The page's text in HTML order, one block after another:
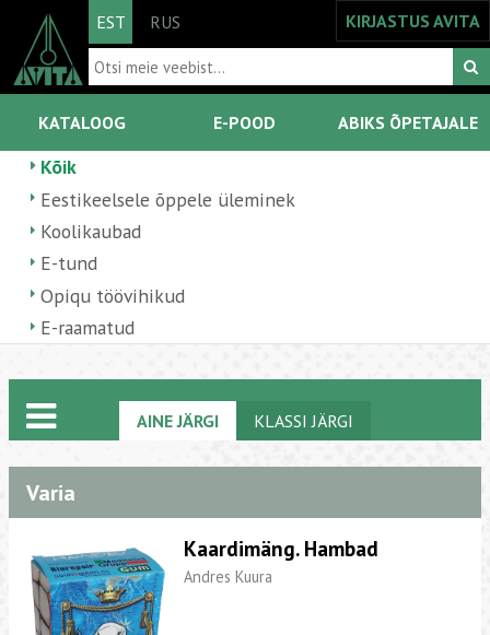
EST RUS KIRJASTUS AVITA
KATALOOG E-POOD ABIKS ÕPETAJALE
Kõik
Eestikeelsele õppele üleminek
Koolikaubad
E-tund
Opiqu töövihikud
E-raamatud
AINE JÄRGI KLASSI JÄRGI
Varia
Kaardimäng. Hambad
Andres Kuura